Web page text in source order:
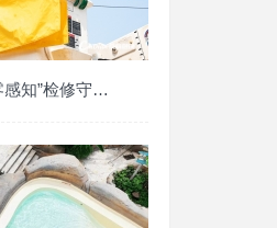
战酷暑 蔡甸供电“零感知”检修守护万家清